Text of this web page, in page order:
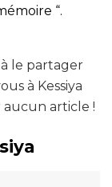
“.
le partager
à Kessiya
article !